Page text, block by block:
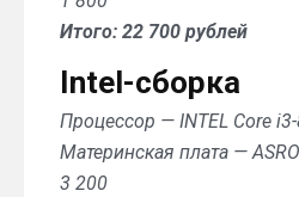
Итого: 22 700 рублей
Intel-сборка
Процессор — INTEL Core
Материнская плата —
3 200